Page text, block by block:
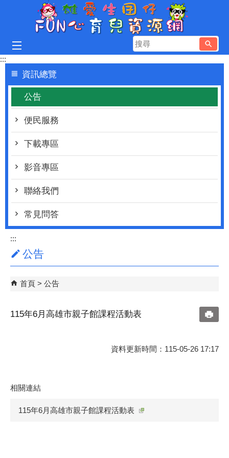
跳到主要內容區塊
搜
尋
:::
資訊總覽
公告
便民服務
下載專區
影音專區
聯絡我們
常見問答
:::
公告
首頁 公告
115年6月高雄市親子館課程活動表
資料更新時間：115-05-26 17:17
相關連結
115年6月高雄市親子館課程活動表